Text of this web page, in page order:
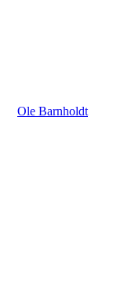
Ole Barnholdt